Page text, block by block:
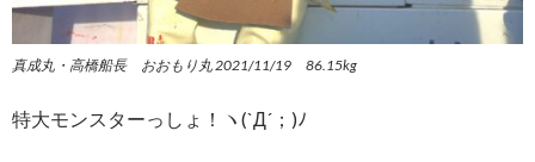
真成丸・高橋船長 おおもり丸 2021/11/19 86.15kg
特大モンスターっしょ！ヽ(`Д´；)ﾉ